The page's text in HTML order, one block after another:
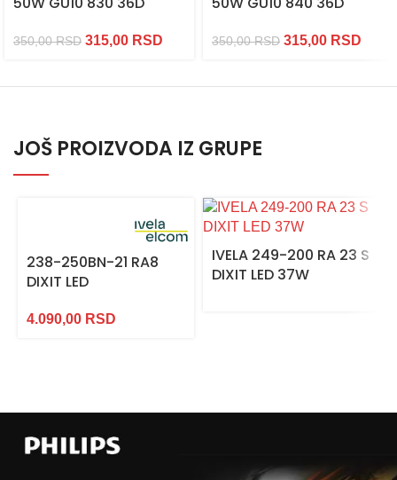
350,00RSD 315,00 RSD 350,00RSD 315,00 RSD
JOŠ PROIZVODA IZ GRUPE
238-250BN-21 RA8
DIXIT LED
4.090,00 RSD
IVELA 249-200 RA 23 S
DIXIT LED 37W